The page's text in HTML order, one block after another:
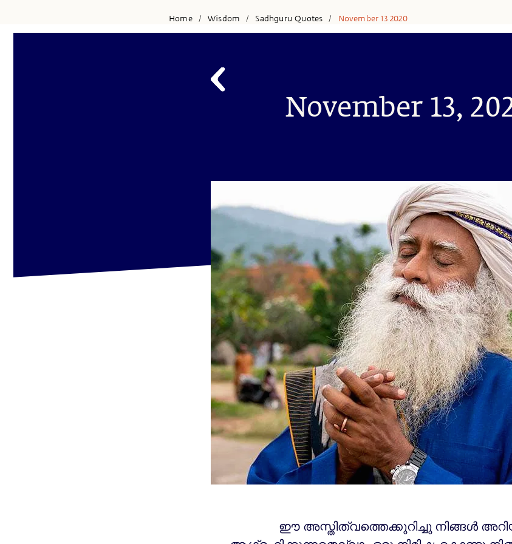
Home / Wisdom / Sadhguru Quotes / November 13 2020
November 13,
ഈ അസ്തിത്വത്തെക്കുറിച്ചു നിങ്ങൾ